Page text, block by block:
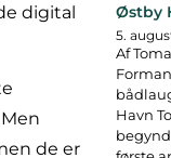
digital
de er
Østby
5.
Af
Havn